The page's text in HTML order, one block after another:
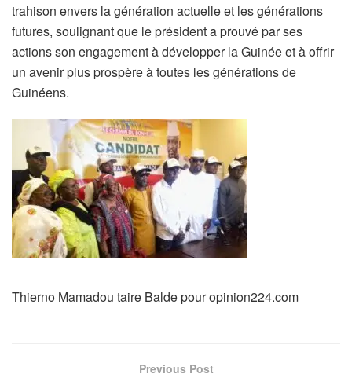
trahison envers la génération actuelle et les générations
futures, soulignant que le président a prouvé par ses
actions son engagement à développer la Guinée et à offrir
un avenir plus prospère à toutes les générations de
Guinéens.
Thierno Mamadou taire Balde pour opinion224.com
Previous Post